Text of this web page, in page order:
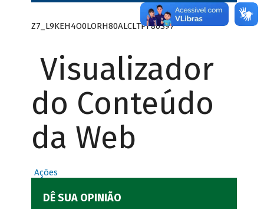
Z7_L9KEH4O0LORH80ALCLTPF80S97
Visualizador
do Conteúdo
da Web
Ações
DÊ SUA OPINIÃO